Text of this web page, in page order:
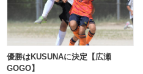
優勝はKUSUNAに決定【広瀬
GOGO】